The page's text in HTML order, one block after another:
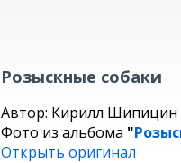
Розыскные собаки
Автор: Кирилл Шипицин
Фото из альбома "
Открыть оригинал